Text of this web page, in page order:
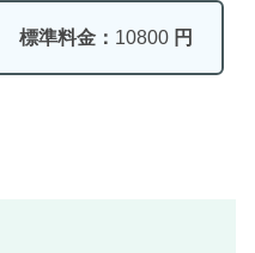
標準料金： 10800 円